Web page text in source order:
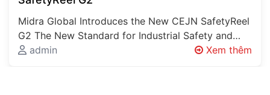
Midra Global Introduces the New CEJN SafetyReel
G2 The New Standard for Industrial Safety and
Workplace Organisation Every Factory Has…
admin Xem thêm